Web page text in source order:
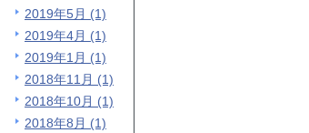
2019年5月 (1)
2019年4月 (1)
2019年1月 (1)
2018年11月 (1)
2018年10月 (1)
2018年8月 (1)